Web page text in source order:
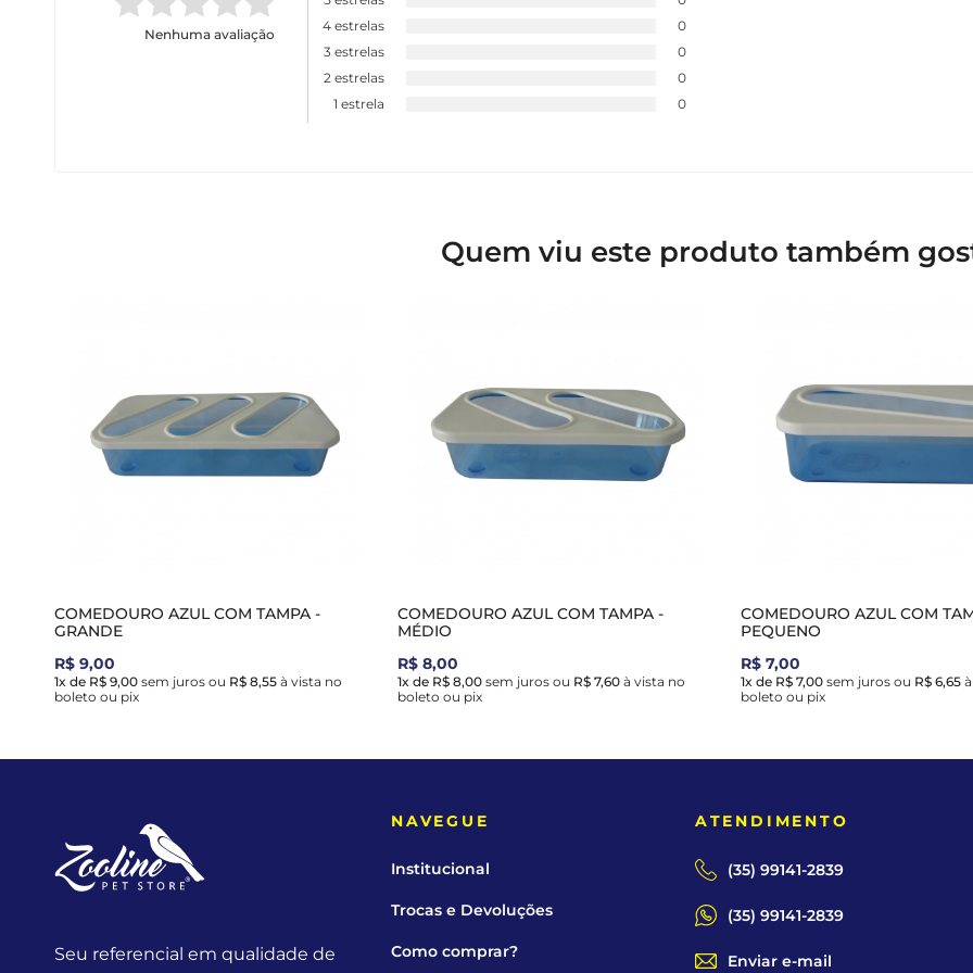
Nenhuma avaliação
4 estrelas
0
3 estrelas
0
2 estrelas
0
1 estrela
0
Quem viu este produto também
COMEDOURO AZUL COM TAMPA -
GRANDE
R$ 9,00
1x de R$ 9,00 sem juros ou R$ 8,55 à vista no
boleto ou pix
COMEDOURO AZUL COM TAMPA -
MÉDIO
R$ 8,00
1x de R$ 8,00 sem juros ou R$ 7,60 à vista no
boleto ou pix
COMEDOURO AZUL COM
PEQUENO
R$ 7,00
1x de R$ 7,00 sem juros ou R$ 6,65
boleto ou pix
Seu referencial em qualidade de
NAVEGUE
Institucional
Trocas e Devoluções
Como comprar?
ATENDIMENTO
(35) 99141-2839
(35) 99141-2839
Enviar e-mail